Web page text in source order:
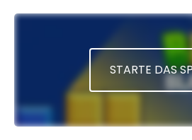
STARTE DAS